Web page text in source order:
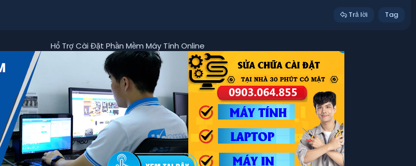
Trả lời Tag
Hổ Trợ Cài Đặt Phần Mềm Máy Tính Online